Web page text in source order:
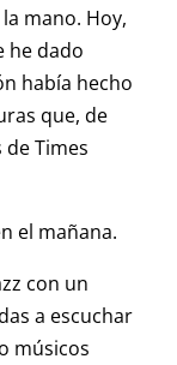
mano. Hoy,
he dado
había hecho
que, de
Times
el mañana.
con un
a escuchar
músicos